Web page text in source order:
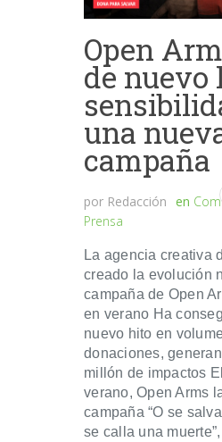
Open
de nuevo
una
campaña
por Redacción en
Prensa
La agencia creativa
creado la evolución
campaña de Open
en verano Ha
nuevo hito en
donaciones,
millón de impactos
verano, Open Arms
campaña “O se
se calla una